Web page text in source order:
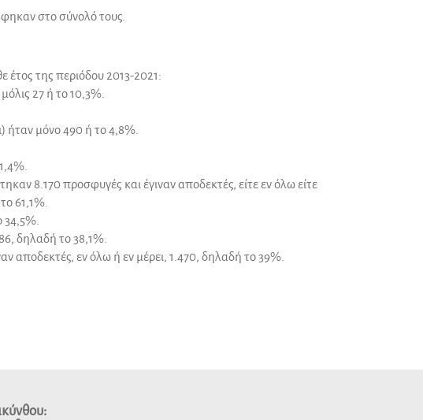
στο σύνολό τους.
της περιόδου 2013-2021:
27 ή το 10,3%.
ήταν μόνο 490 ή το 4,8%.
8.170 προσφυγές και έγιναν αποδεκτές, είτε εν όλω είτε
61,1%.
δηλαδή το 38,1%.
αποδεκτές, εν όλω ή εν μέρει, 1.470, δηλαδή το 39%.